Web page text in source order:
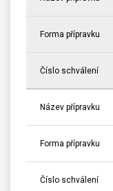
Forma přípravku
Číslo schválení
Název přípravku
Forma přípravku
Číslo schválení